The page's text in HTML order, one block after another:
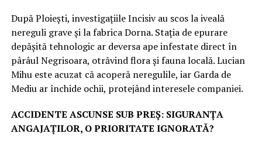
După Ploiești, investigațiile Incisiv au scos la iveală
nereguli grave și la fabrica Dorna. Stația de epurare
depășită tehnologic ar deversa ape infestate direct în
pârâul Negrisoara, otrăvind flora și fauna locală. Lucian
Mihu este acuzat că acoperă neregulile, iar Garda de
Mediu ar închide ochii, protejând interesele companiei.
ACCIDENTE ASCUNSE SUB PREȘ: SIGURANȚA
ANGAJAȚILOR, O PRIORITATE IGNORATĂ?